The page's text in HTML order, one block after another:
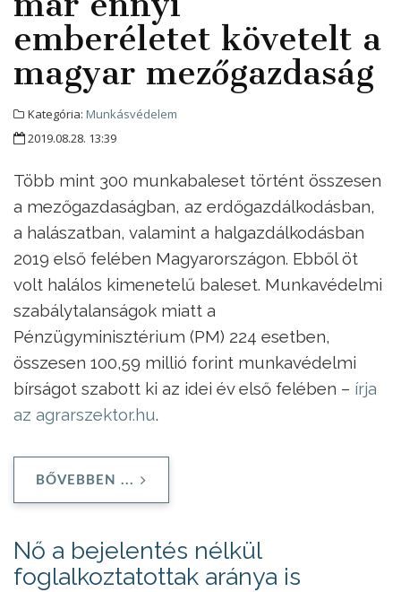
emberéletet követelt a
magyar mezőgazdaság
Kategória: Munkásvédelem
2019.08.28. 13:39
Több mint 300 munkabaleset történt összesen
a mezőgazdaságban, az erdőgazdálkodásban,
a halászatban, valamint a halgazdálkodásban
2019 első felében Magyarországon. Ebből öt
volt halálos kimenetelű baleset. Munkavédelmi
szabálytalanságok miatt a
Pénzügyminisztérium (PM) 224 esetben,
összesen 100,59 millió forint munkavédelmi
bírságot szabott ki az idei év első felében – írja
az agrarszektor.hu.
BŐVEBBEN ...
Nő a bejelentés nélkül
foglalkoztatottak aránya is